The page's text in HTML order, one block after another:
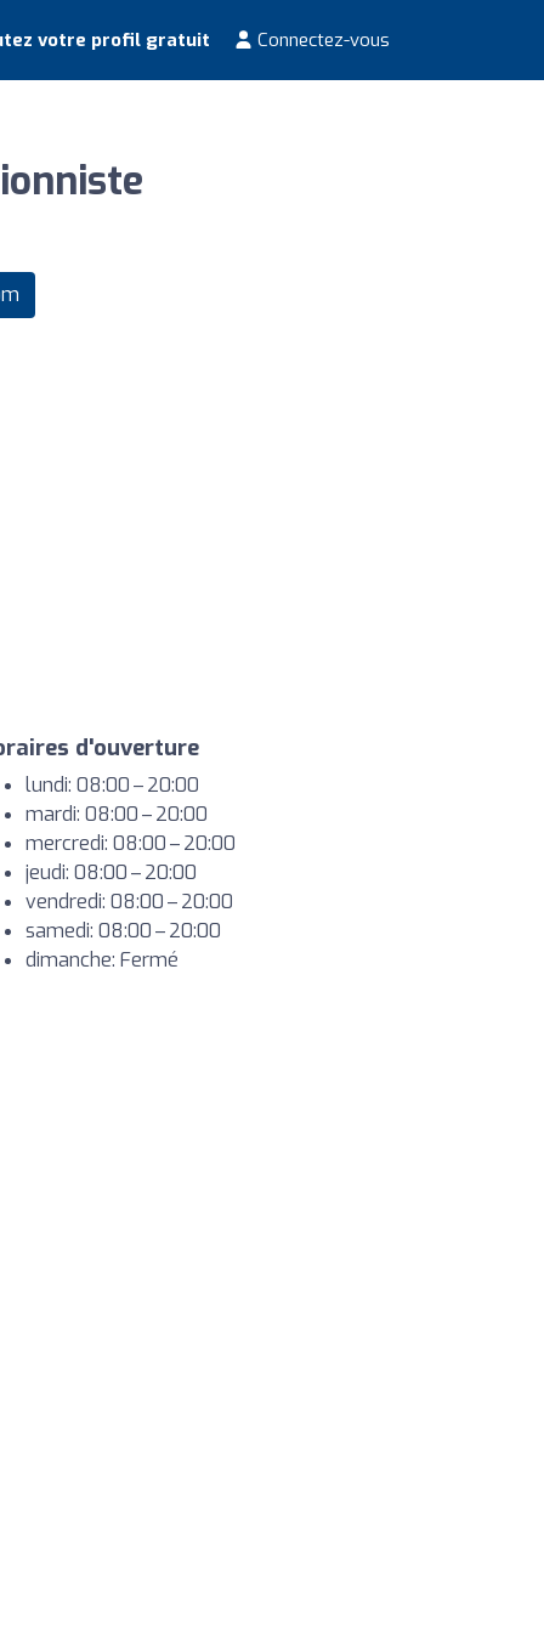
votre profil gratuit Connectez-vous
d'ouverture
lundi: 08:00 – 20:00
mardi: 08:00 – 20:00
mercredi: 08:00 – 20:00
jeudi: 08:00 – 20:00
vendredi: 08:00 – 20:00
samedi: 08:00 – 20:00
dimanche: Fermé